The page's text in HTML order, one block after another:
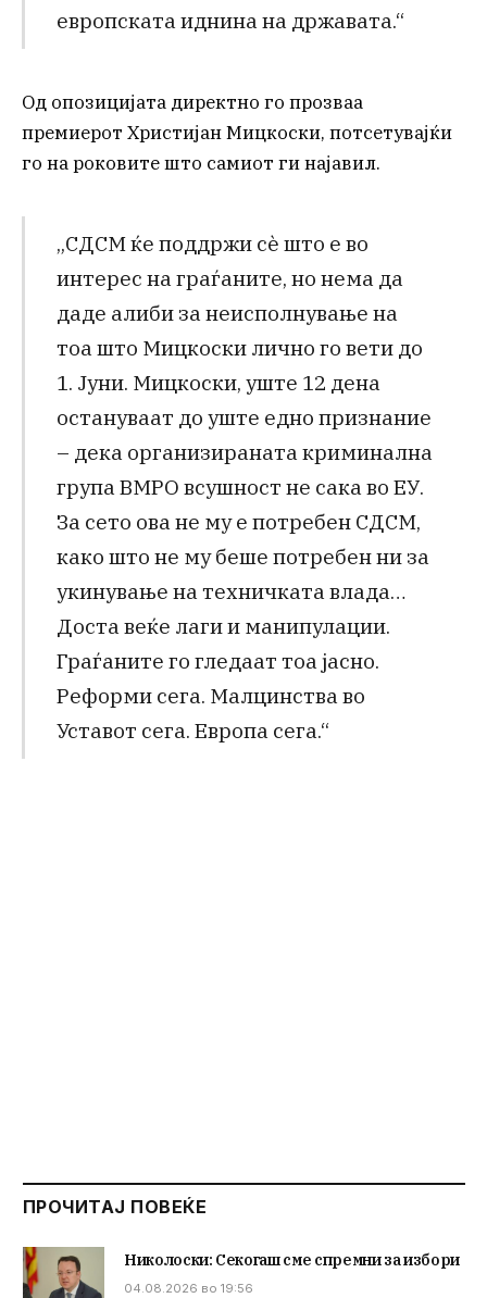
европската иднина на државата.“
Од опозицијата директно го прозваа
премиерот Христијан Мицкоски, потсетувајќи
го на роковите што самиот ги најавил.
„СДСМ ќе поддржи сè што е во
интерес на граѓаните, но нема да
даде алиби за неисполнување на
тоа што Мицкоски лично го вети до
1. Јуни. Мицкоски, уште 12 дена
остануваат до уште едно признание
– дека организираната криминална
група ВМРО всушност не сака во ЕУ.
За сето ова не му е потребен СДСМ,
како што не му беше потребен ни за
укинување на техничката влада…
Доста веќе лаги и манипулации.
Граѓаните го гледаат тоа јасно.
Реформи сега. Малцинства во
Уставот сега. Европа сега.“
ПРОЧИТАЈ ПОВЕЌЕ
Николоски: Секогаш сме спремни за избори
04.08.2026 во 19:56